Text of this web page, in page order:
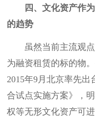
四、文化资产作为
的趋势
虽然当前主流观点
为融资租赁的标的物
2015年9月北京率先
合试点实施方案》，
权等无形文化资产可